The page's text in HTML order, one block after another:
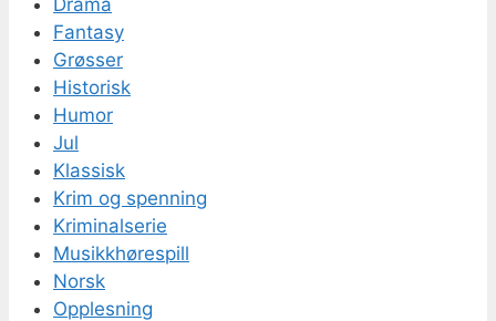
Fantasy
Grøsser
Historisk
Humor
Jul
Klassisk
Krim og spenning
Kriminalserie
Musikkhørespill
Norsk
Opplesning